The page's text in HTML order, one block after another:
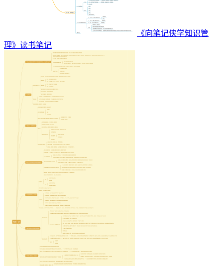
《向笔记侠学知识管
理》读书笔记